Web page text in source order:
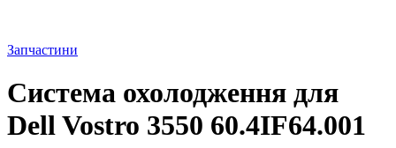
Запчастини
Система охолодження для
Dell Vostro 3550 60.4IF64.001